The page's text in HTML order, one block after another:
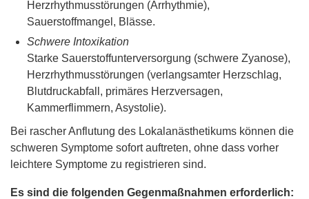
Herzrhythmusstörungen (Arrhythmie),
Sauerstoffmangel, Blässe.
Schwere Intoxikation
Starke Sauerstoffunterversorgung (schwere Zyanose),
Herzrhythmusstörungen (verlangsamter Herzschlag,
Blutdruckabfall, primäres Herzversagen,
Kammerflimmern, Asystolie).
Bei rascher Anflutung des Lokalanästhetikums können die
schweren Symptome sofort auftreten, ohne dass vorher
leichtere Symptome zu registrieren sind.
Es sind die folgenden Gegenmaßnahmen erforderlich: